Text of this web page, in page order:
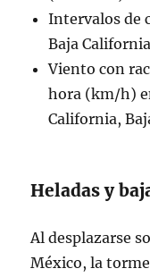
Intervalos de
Baja
Viento con
hora (km/h)
California,
Heladas y
Al desplazarse
México, la